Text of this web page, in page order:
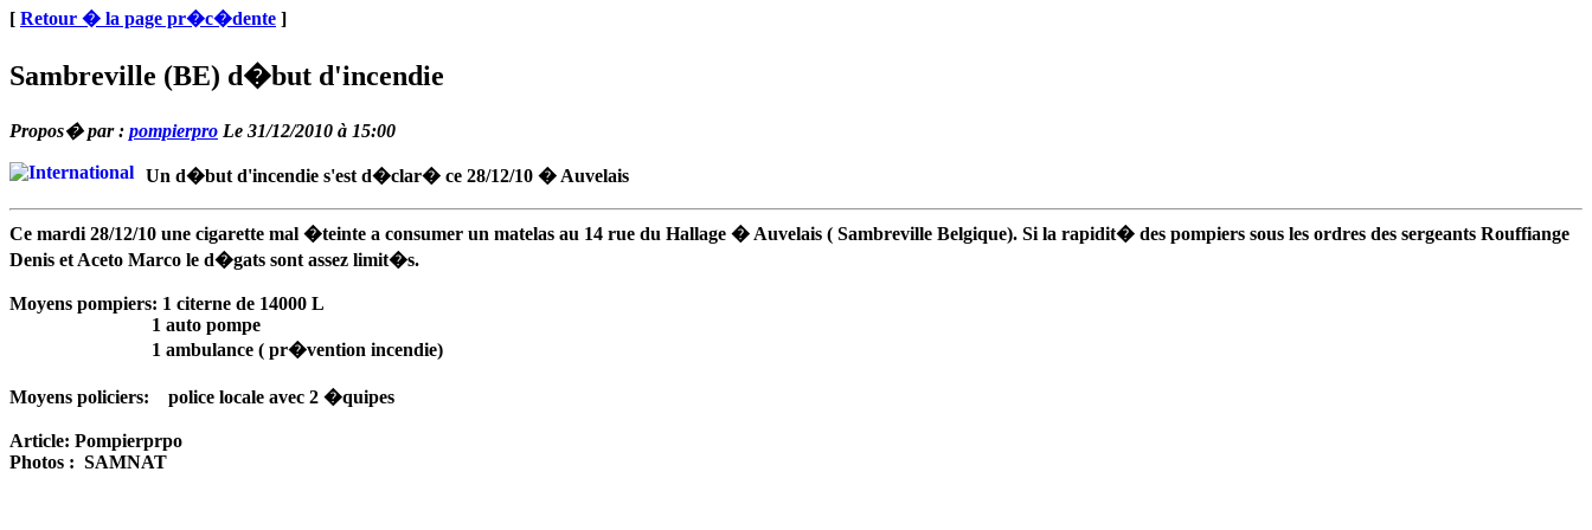
[ Retour � la page pr�c�dente ]
Sambreville (BE) d�but d'incendie
Propos� par : pompierpro Le 31/12/2010 à 15:00
Un d�but d'incendie s'est d�clar� ce 28/12/10 � Auvelais
Ce mardi 28/12/10 une cigarette mal �teinte a consumer un matelas au 14 rue du Hallage � Auvelais ( Sambreville Belgique). Si la rapidit� des pompiers sous les ordres des sergeants Rouffiange
Denis et Aceto Marco le d�gats sont assez limit�s.
Moyens pompiers: 1 citerne de 14000 L
1 auto pompe
1 ambulance ( pr�vention incendie)
Moyens policiers: police locale avec 2 �quipes
Article: Pompierprpo
Photos : SAMNAT